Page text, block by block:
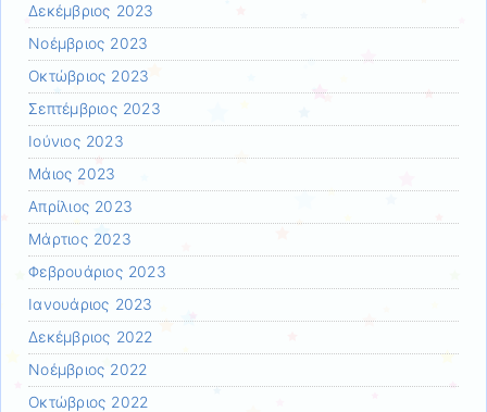
Δεκέμβριος 2023
Νοέμβριος 2023
Οκτώβριος 2023
Σεπτέμβριος 2023
Ιούνιος 2023
Μάιος 2023
Απρίλιος 2023
Μάρτιος 2023
Φεβρουάριος 2023
Ιανουάριος 2023
Δεκέμβριος 2022
Νοέμβριος 2022
Οκτώβριος 2022